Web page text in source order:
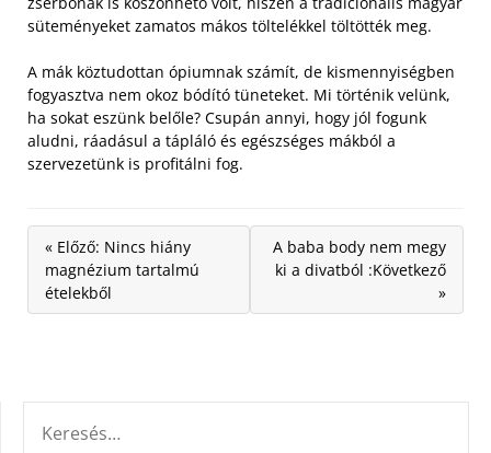
süteményeket zamatos mákos töltelékkel töltötték meg.
A mák köztudottan ópiumnak számít, de kismennyiségben
fogyasztva nem okoz bódító tüneteket. Mi történik velünk,
ha sokat eszünk belőle? Csupán annyi, hogy jól fogunk
aludni, ráadásul a tápláló és egészséges mákból a
szervezetünk is profitálni fog.
« Előző: Nincs hiány
magnézium tartalmú
ételekből
A baba body nem megy
ki a divatból :Következő
»